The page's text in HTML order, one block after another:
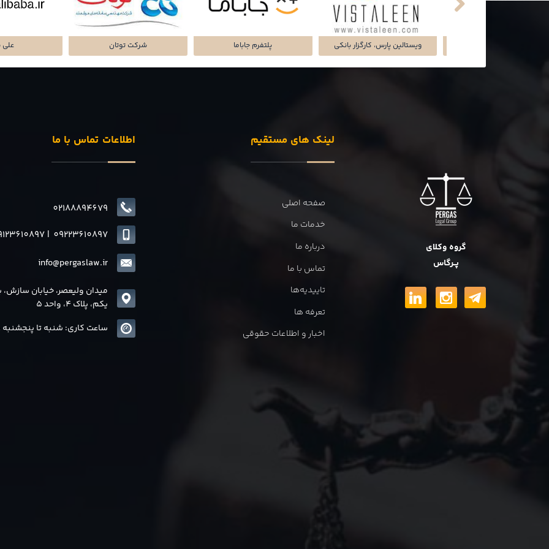
پلتفرم شرکت سرمایه گذاری شرکت دلتا پرداز پرشین شرکت تجارت سگال آرتا
گروه وکلای
پــرگاس
لینک های مستقیم
صفحه اصلی
خدمات ما
درباره ما
تماس با ما
تاییدیه‌ها
تعرفه ها
اخبار و اطلاعات حقوقی
اطلاعات تماس با ما
02188894679
info@pergaslaw.ir
| 09223610897
میدان ولیعصر، خیابان
یکم، پلاک 4، واحد 5
ساعت کاری: شنبه تا پنجشنبه 8 الی17